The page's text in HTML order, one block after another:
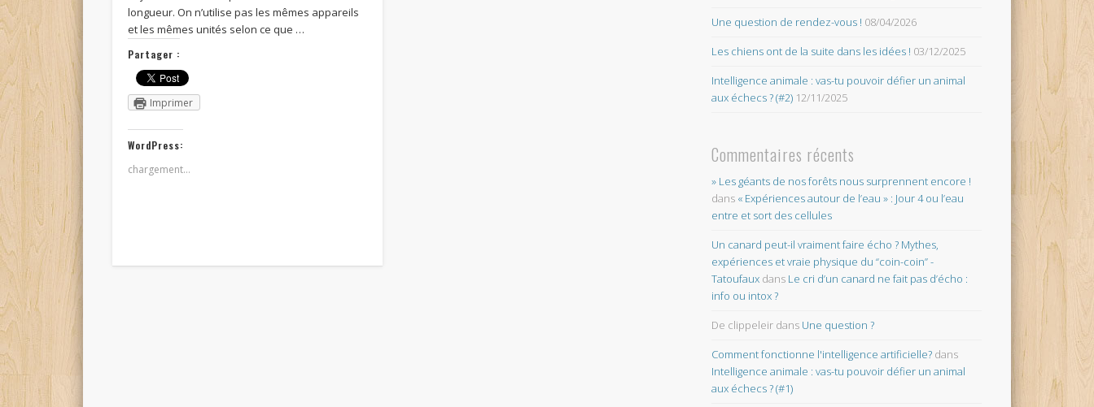
longueur. On n’utilise pas les mêmes appareils
et les mêmes unités selon ce que …
Partager :
Imprimer
WordPress:
chargement…
Une question de rendez-vous ! 08/04/2026
Les chiens ont de la suite dans les idées ! 03/12/2025
Intelligence animale : vas-tu pouvoir défier un animal
aux échecs ? (#2) 12/11/2025
Commentaires récents
» Les géants de nos forêts nous surprennent encore !
dans « Expériences autour de l’eau » : Jour 4 ou l’eau
entre et sort des cellules
Un canard peut-il vraiment faire écho ? Mythes,
expériences et vraie physique du “coin-coin” -
Tatoufaux dans Le cri d’un canard ne fait pas d’écho :
info ou intox ?
De clippeleir dans Une question ?
Comment fonctionne l'intelligence artificielle? dans
Intelligence animale : vas-tu pouvoir défier un animal
aux échecs ? (#1)